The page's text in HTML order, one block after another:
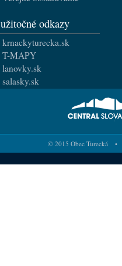
užitočné odkazy
krnackyturecka.sk
T-MAPY
lanovky.sk
salasky.sk
© 2015 Obec Turecká